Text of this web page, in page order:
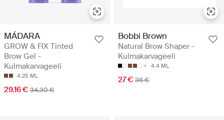
MÁDARA
GROW & FIX Tinted
Brow Gel -
Kulmakarvageeli
4.25 ML
29.16 € 34.30 €
Bobbi Brown
Natural Brow Shaper -
Kulmakarvageeli
4.4 ML
27 € 36 €